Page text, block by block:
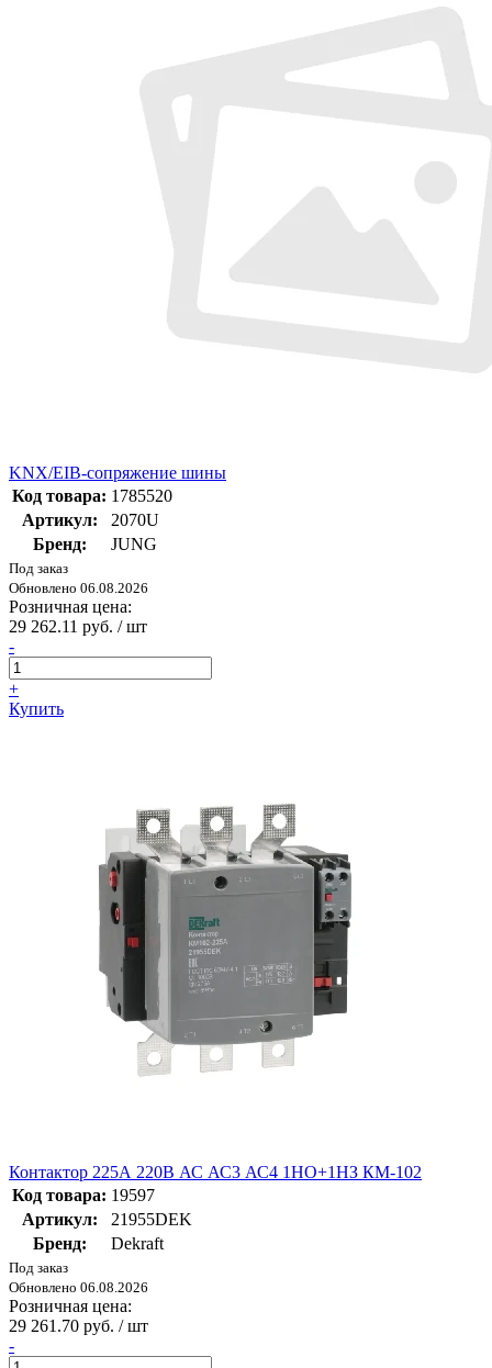
KNX/EIB-сопряжение шины
Код товара: 1785520
Артикул:
2070U
Бренд:
JUNG
Под заказ
Обновлено 06.08.2026
Розничная цена:
29 262.11 руб. / шт
-
+
Купить
Контактор 225А 220В АС АС3 АС4 1НО+1НЗ КМ-102
Код товара: 19597
Артикул:
21955DEK
Бренд:
Dekraft
Под заказ
Обновлено 06.08.2026
Розничная цена:
29 261.70 руб. / шт
-